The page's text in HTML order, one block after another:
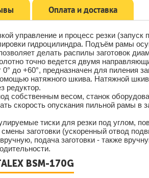
Оплата и доставка
управление и процесс резки
гидроцилиндра. Подъём рамы
делать распилы заготовок
точно ведется двумя
до +60°, предназначен для пиления
натяжного шкива. Натяжной
редуктор.
собственным весом, станок
скорость опускания пильной рамы
тиски для резки под углом,
заготовки (ускоренный отвод
подача заготовки - также
BSМ-170G